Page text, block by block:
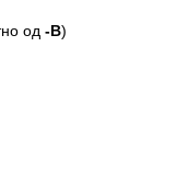
од -B)